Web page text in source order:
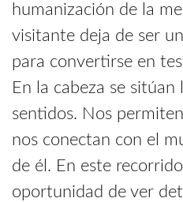
humanización de la
visitante deja de ser
para convertirse en
En la cabeza se
sentidos. Nos
nos conectan con el
de él. En este
oportunidad de ver